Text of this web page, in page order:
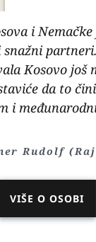
i
Kosovo još
da to
i
Rudolf
VIŠE O OSOBI